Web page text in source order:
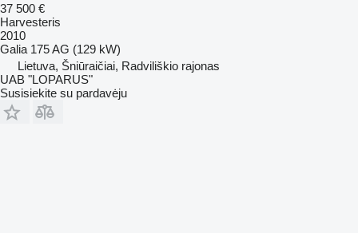
37 500 €
Harvesteris
2010
Galia 175 AG (129 kW)
Lietuva, Šniūraičiai, Radviliškio rajonas
UAB "LOPARUS"
Susisiekite su pardavėju